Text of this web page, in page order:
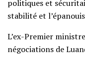
politiques et
stabilité et
L’ex-Premier
négociations de